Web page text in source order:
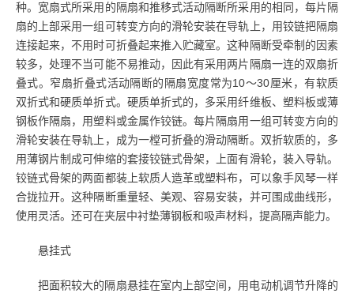
种。宽扇式所采用的隔扇和推移式活动隔断所采用的相同，每片隔
扇的上部采用一组可转变方向的滑轮安装在导轨上，用铰链把隔扇
连接起来，不用时可折叠起来推入贮藏室。这种隔断受牵制的因素
较多，处理不当可能不易推动，因此有采用两片隔扇一连的双扇折
叠式。窄扇折叠式活动隔断的隔扇宽度常为10～30厘米，有软质
双折式和硬质单折式。硬质单折式的，多采用纤维板、塑料板或薄
钢板作隔扇，用塑料或金属作铰链。每片隔扇用一组可转变方向的
滑轮安装在导轨上，成为一樘可折叠的滑动隔断。双折软质的，多
用薄钢片制成可伸缩的套接铰链式骨架，上面有滑轮，装入导轨。
铰链式骨架的两面都装上软质人造革或塑料布，可以象手风琴一样
合拢拉开。这种隔断重量轻、美观、容易安装，并可围成曲线形，
使用灵活。还可在夹层中衬垫薄钢板和吸声材料，提高隔声能力。
悬挂式
把面积较大的隔扇悬挂在室内上部空间，用电动机调节升降的